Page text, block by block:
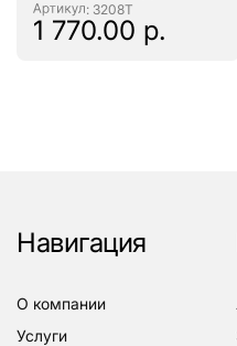
: 3208Т
1 770.00 р.
Навигация
о компании
услуги